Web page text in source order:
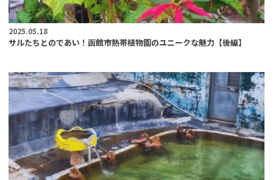
2025.05.18
サルたちとのであい！函館市熱帯植物園のユニークな魅力【後編】